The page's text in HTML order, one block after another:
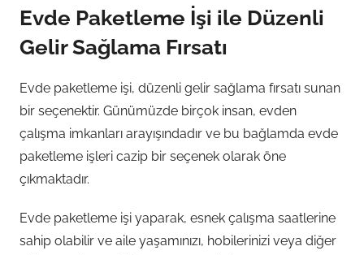
Evde Paketleme İşi ile Düzenli
Gelir Sağlama Fırsatı
Evde paketleme işi, düzenli gelir sağlama fırsatı sunan
bir seçenektir. Günümüzde birçok insan, evden
çalışma imkanları arayışındadır ve bu bağlamda evde
paketleme işleri cazip bir seçenek olarak öne
çıkmaktadır.
Evde paketleme işi yaparak, esnek çalışma saatlerine
sahip olabilir ve aile yaşamınızı, hobilerinizi veya diğer